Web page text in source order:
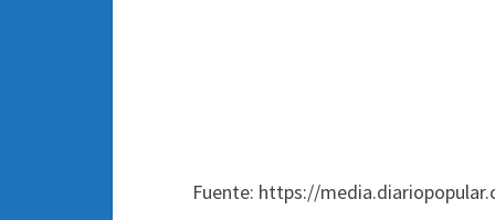
Fuente: https://